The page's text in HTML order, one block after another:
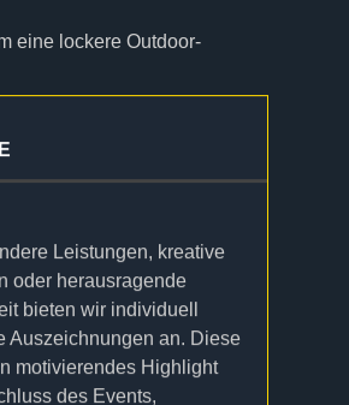
eine lockere Outdoor-
Leistungen, kreative
oder herausragende
bieten wir individuell
Auszeichnungen an. Diese
motivierendes Highlight
des Events,